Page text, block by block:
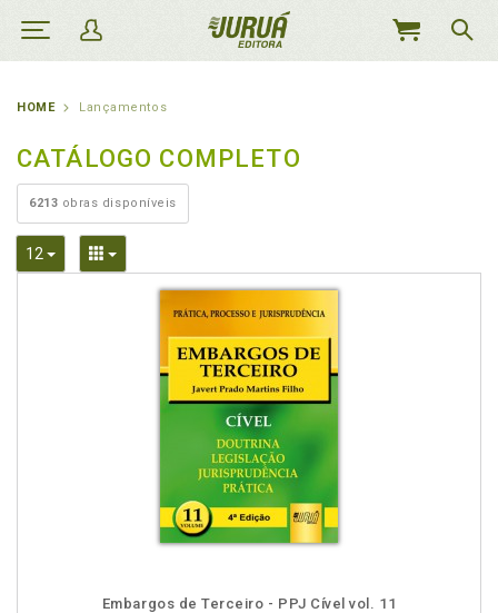
MEU
HOME Lançamentos
CATÁLOGO COMPLETO
6213 obras disponíveis
12 Toggle DropdownToggle Dropdown
Embargos de Terceiro - PPJ Cível vol. 11